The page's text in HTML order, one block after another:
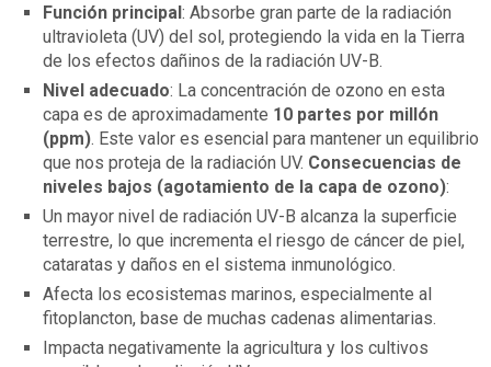
Función principal: Absorbe gran parte de la radiación
ultravioleta (UV) del sol, protegiendo la vida en la Tierra
de los efectos dañinos de la radiación UV-B.
Nivel adecuado: La concentración de ozono en esta
capa es de aproximadamente 10 partes por millón
(ppm). Este valor es esencial para mantener un equilibrio
que nos proteja de la radiación UV. Consecuencias de
niveles bajos (agotamiento de la capa de ozono):
Un mayor nivel de radiación UV-B alcanza la superficie
terrestre, lo que incrementa el riesgo de cáncer de piel,
cataratas y daños en el sistema inmunológico.
Afecta los ecosistemas marinos, especialmente al
fitoplancton, base de muchas cadenas alimentarias.
Impacta negativamente la agricultura y los cultivos